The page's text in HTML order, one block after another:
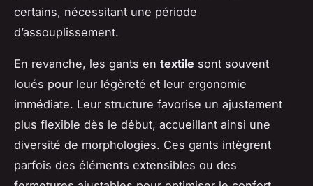
certains, nécessitant une période
d’assouplissement.
En revanche, les gants en textile sont souvent
loués pour leur légèreté et leur ergonomie
immédiate. Leur structure favorise un ajustement
plus flexible dès le début, accueillant ainsi une
diversité de morphologies. Ces gants intègrent
parfois des éléments extensibles ou des